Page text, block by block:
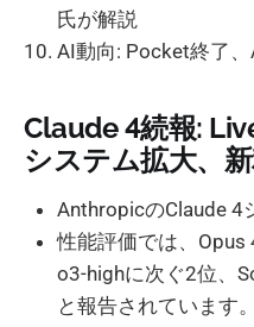
氏が解説
AI動向: Pocket終了
Claude 4続報:
システム拡大、
AnthropicのClaude 4
性能評価では、Opus
o3-highに次ぐ2位、
と報告されています。